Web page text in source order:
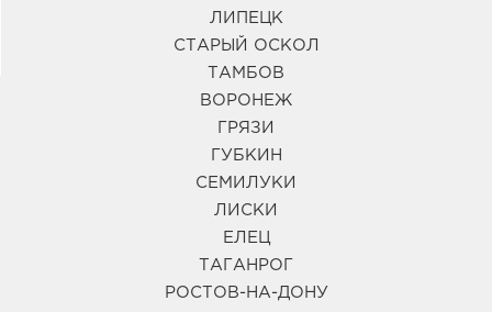
ЛИПЕЦК
СТАРЫЙ ОСКОЛ
ТАМБОВ
ВОРОНЕЖ
ГРЯЗИ
ГУБКИН
СЕМИЛУКИ
ЛИСКИ
ЕЛЕЦ
ТАГАНРОГ
РОСТОВ-НА-ДОНУ